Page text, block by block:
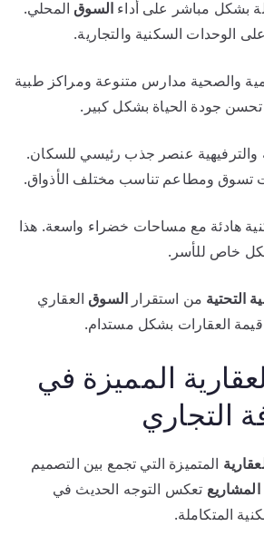
بشكل مباشر على أداء السوقالمحلي.
الوحدات السكنية والتجارية.
والصحية مدارس متنوعة ومراكز طبية
جودة الحياة بشكل كبير.
والترفيهية عنصر جذب رئيسي للسكان.
تسوق ومطاعم تناسب مختلف الأذواق.
هادئة مع مساحات خضراء واسعة. هذا
خاص للأسر.
التحتية من استقرار السوقالعقاري
العقارات بشكل مستدام.
المميزة في
التجاري
المتميزة التي تجمع بين التصميم
المشاريع تعكس التوجه الحديث في
المتكاملة.